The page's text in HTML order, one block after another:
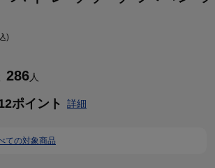
)
286人
ポイント 詳細
ての対象商品